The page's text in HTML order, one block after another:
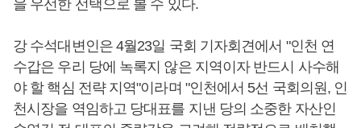
을 우선한 선택으로 볼 수 있다.
강 수석대변인은 4월23일 국회 기자회견에서 "인천 연
수갑은 우리 당에 녹록지 않은 지역이자 반드시 사수해
야 할 핵심 전략 지역"이라며 "인천에서 5선 국회의원, 인
천시장을 역임하고 당대표를 지낸 당의 소중한 자산인